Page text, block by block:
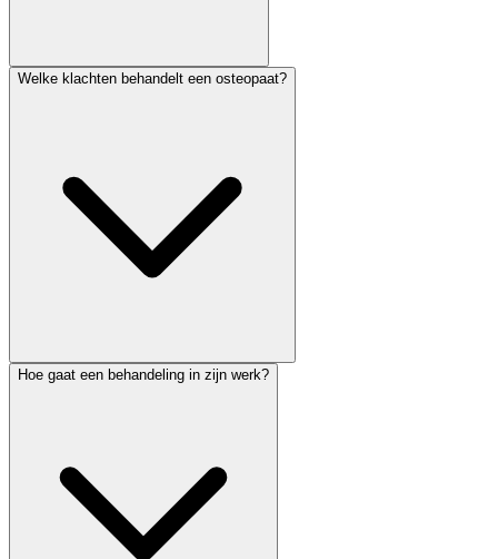
Welke klachten behandelt een osteopaat?
Hoe gaat een behandeling in zijn werk?